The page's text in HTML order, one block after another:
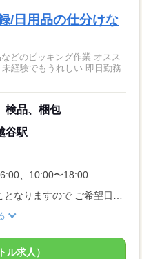
/日用品の仕分けな
どのピッキング作業 オスス
経験でもうれしい 即日勤務
検品、梱包
谷駅
、10:00〜18:00
【休日】 ご紹介案件によってことなりますので ご希望日を登録時にご相談ください！ 土曜、日曜、祝祭日のみ お仕事可能な方大歓迎です☆ 週末＆祝祭日限定のお仕事案件も ございますので諦めないで下さい！
ル求人）